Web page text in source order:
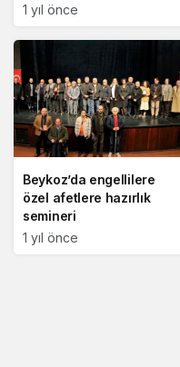
1 yıl önce
Beykoz’da engellilere
özel afetlere hazırlık
semineri
1 yıl önce